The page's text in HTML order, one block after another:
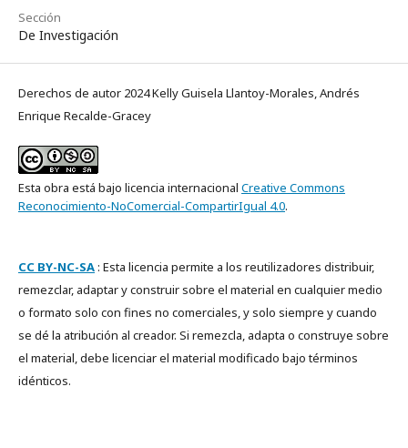
Sección
De Investigación
Derechos de autor 2024 Kelly Guisela Llantoy-Morales, Andrés
Enrique Recalde-Gracey
Esta obra está bajo licencia internacional Creative Commons
Reconocimiento-NoComercial-CompartirIgual 4.0.
CC BY-NC-SA: Esta licencia permite a los reutilizadores distribuir,
remezclar, adaptar y construir sobre el material en cualquier medio
o formato solo con fines no comerciales, y solo siempre y cuando
se dé la atribución al creador. Si remezcla, adapta o construye sobre
el material, debe licenciar el material modificado bajo términos
idénticos.